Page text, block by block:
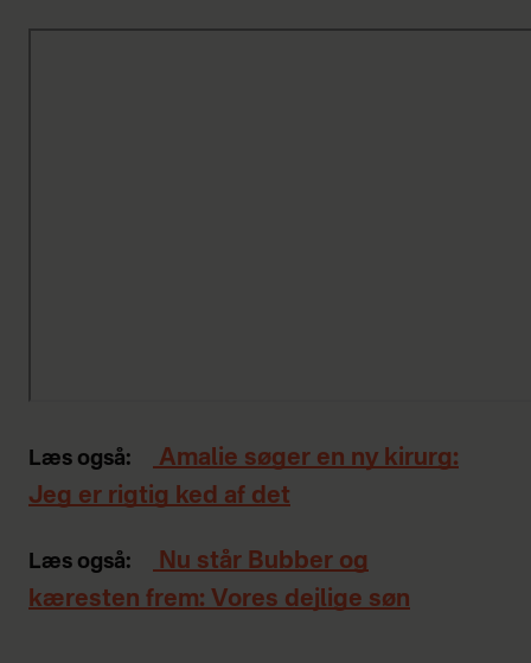
Læs også:
Amalie søger en ny kirurg:
Jeg er rigtig ked af det
Læs også:
Nu står Bubber og
kæresten frem: Vores dejlige søn